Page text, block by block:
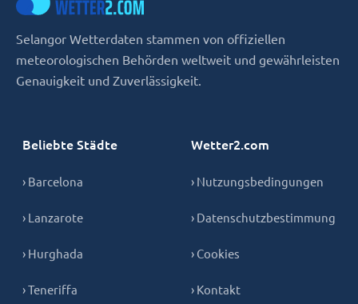
Selangor Wetterdaten stammen von offiziellen
meteorologischen Behörden weltweit und gewährleisten
Genauigkeit und Zuverlässigkeit.
Beliebte Städte
› Barcelona
› Lanzarote
› Hurghada
› Teneriffa
Wetter2.com
› Nutzungsbedingungen
› Datenschutzbestimmung
› Cookies
› Kontakt